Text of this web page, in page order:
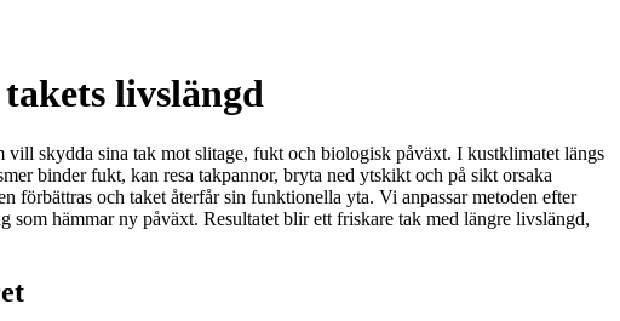
livslängd
vill skydda sina tak mot slitage, fukt och biologisk påväxt. I kustklimatet längs
binder fukt, kan resa takpannor, bryta ned ytskikt och på sikt orsaka
förbättras och taket återfår sin funktionella yta. Vi anpassar metoden efter
hämmar ny påväxt. Resultatet blir ett friskare tak med längre livslängd,